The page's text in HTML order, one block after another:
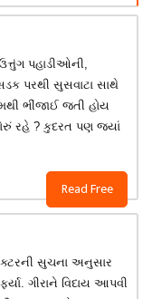
Read Free
પહાડીઓની,
પરથી સુસવાટા સાથે
ભીંજાઈ જતી હોય
રહે ? કુદરત પણ જ્યાં
સુચના અનુસાર
ગીરાને વિદાય આપવી